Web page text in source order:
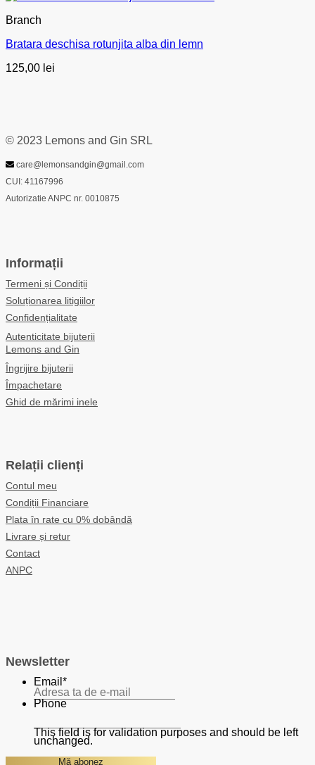
Branch
Bratara deschisa rotunjita alba din lemn
125,00 lei
© 2023 Lemons and Gin SRL
care@lemonsandgin@gmail.com
CUI: 41167996
Autorizatie ANPC nr. 0010875
Informații
Termeni și Condiții
Soluționarea litigiilor
Confidențialitate
Autenticitate bijuterii
Lemons and Gin
Îngrijire bijuterii
Împachetare
Ghid de mărimi inele
Relații clienți
Contul meu
Condiții Financiare
Plata în rate cu 0% dobândă
Livrare și retur
Contact
ANPC
Newsletter
Email *
Phone
This field is for validation purposes and should be left
unchanged.